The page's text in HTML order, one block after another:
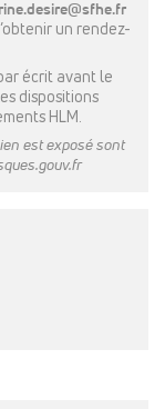
un rendez-
écrit avant le
dispositions
HLM.
est exposé sont